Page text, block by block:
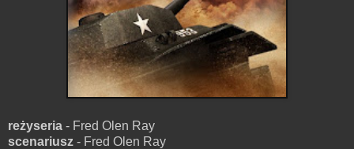
reżyseria - Fred Olen Ray
scenariusz - Fred Olen Ray